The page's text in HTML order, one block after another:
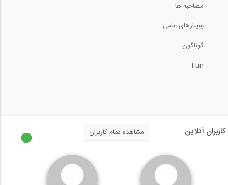
مصاحبه ها
وبینارهای علمی
گوناگون
Fun
کاربران آنلاین مشاهده تمام کاربران